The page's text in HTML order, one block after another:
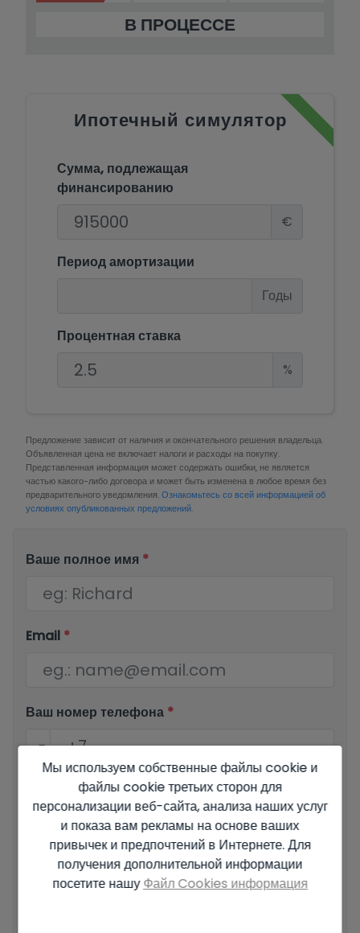
В ПРОЦЕССЕ
Ипотечный симулятор
Сумма, подлежащая
финансированию
€
Период амортизации
Годы
Процентная ставка
%
Предложение зависит от наличия и окончательного решения владельца.
Объявленная цена не включает налоги и расходы на покупку.
Представленная информация может содержать ошибки, не является
частью какого-либо договора и может быть изменена в любое время без
предварительного уведомления.Ознакомьтесь со всей информацией об
условиях опубликованных предложений.
Ваше полное имя *
Email *
Ваш номер телефона *
Ваше сообщение
Мы используем собственные файлы cookie и
файлы cookie третьих сторон для
персонализации веб-сайта, анализа наших услуг
и показа вам рекламы на основе ваших
привычек и предпочтений в Интернете. Для
получения дополнительной информации
посетите нашуФайл Cookies информация